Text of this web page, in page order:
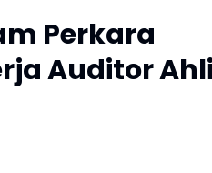
Perkara
Auditor